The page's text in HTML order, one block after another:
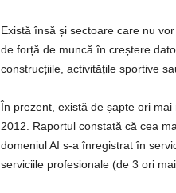
Există însă și sectoare care nu
de forță de muncă în creștere
construcțiile, activitățile sportive
În prezent, există de șapte ori
2012. Raportul constată că cea
domeniul AI s-a înregistrat în
serviciile profesionale (de 3 ori